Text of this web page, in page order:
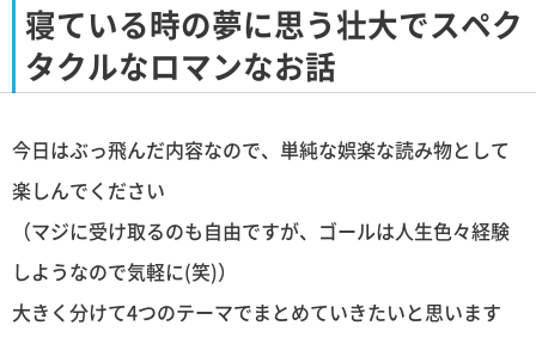
寝ている時の夢に思う壮大でスペク
タクルなロマンなお話
今日はぶっ飛んだ内容なので、単純な娯楽な読み物として
楽しんでください
（マジに受け取るのも自由ですが、ゴールは人生色々経験
しようなので気軽に(笑)）
大きく分けて4つのテーマでまとめていきたいと思います